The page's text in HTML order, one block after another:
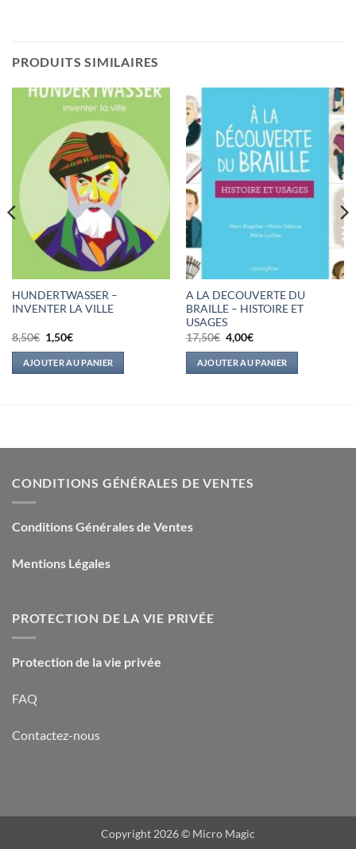
PRODUITS SIMILAIRES
HUNDERTWASSER –
INVENTER LA VILLE
8,50€ Le
prix
initial
était :
8,50€.
1,50€Le
actuel
est :
1,50€.
AJOUTER AU PANIER
A LA DECOUVERTE DU
BRAILLE – HISTOIRE ET
USAGES
17,50€ Le
prix
initial
était :
17,50€.
4,00€Le
actuel
est :
4,00€.
AJOUTER AU PANIER
CONDITIONS GÉNÉRALES DE VENTES
Conditions Générales de Ventes
Mentions Légales
PROTECTION DE LA VIE PRIVÉE
Protection de la vie privée
FAQ
Contactez-nous
Copyright 2026 © Micro Magic